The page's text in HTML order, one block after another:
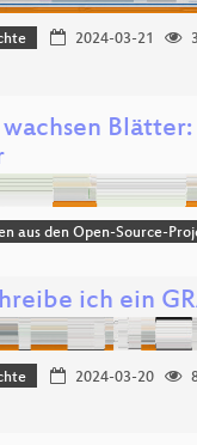
2024-03-21
aus den Open-Source-
ich ein
2024-03-20